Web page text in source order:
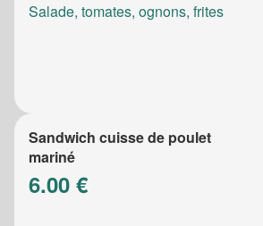
Salade, tomates, ognons, frites
Sandwich cuisse de poulet
mariné
6.00 €